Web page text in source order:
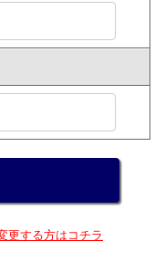
更する方はコチラ